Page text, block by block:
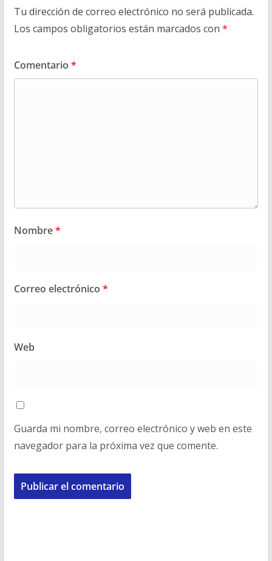
Tu dirección de correo electrónico no será publicada.
Los campos obligatorios están marcados con *
Comentario *
Nombre*
Correo electrónico *
Web
Guarda mi nombre, correo electrónico y web en este
navegador para la próxima vez que comente.